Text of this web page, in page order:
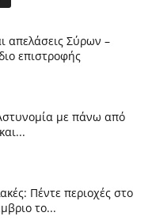
απελάσεις Σύρων –
επιστροφής
με πάνω από
Πέντε περιοχές στο
το...